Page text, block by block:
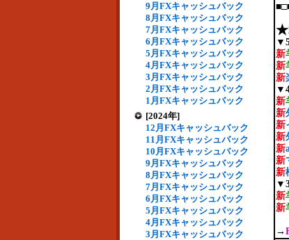
9月FXキャッシュバック
8月FXキャッシュバック
7月FXキャッシュバック
6月FXキャッシュバック
5月FXキャッシュバック
4月FXキャッシュバック
3月FXキャッシュバック
2月FXキャッシュバック
1月FXキャッシュバック
[2024年]
12月FXキャッシュバック
11月FXキャッシュバック
10月FXキャッシュバック
9月FXキャッシュバック
8月FXキャッシュバック
7月FXキャッシュバック
6月FXキャッシュバック
5月FXキャッシュバック
4月FXキャッシュバック
3月FXキャッシュバック
★
新
新
新
新
新
新
新
新
新
新
新
新
→